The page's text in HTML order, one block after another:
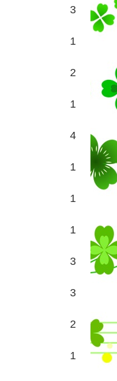
3
1
2
1
4
1
1
1
3
3
2
1